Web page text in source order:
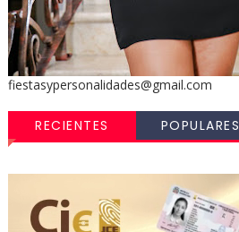
fiestasypersonalidades@gmail.com
RECIENTES POPULARES